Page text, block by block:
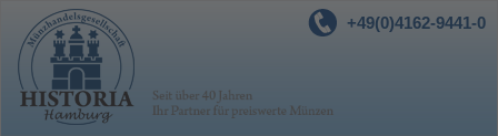
+49(0)4162-9441-0